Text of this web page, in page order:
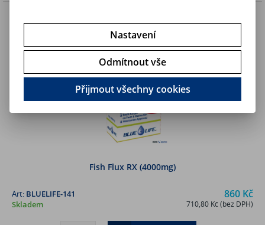
Fish Flux RX (4000mg)
860 Kč
710,80 Kč (bez DPH)
Art: BLUELIFE-141
Skladem
Nastavení
Odmítnout vše
Přijmout všechny cookies